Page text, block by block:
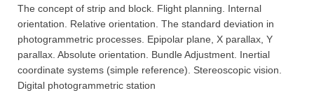
The concept of strip and block. Flight planning. Internal
orientation. Relative orientation. The standard deviation in
photogrammetric processes. Epipolar plane, X parallax, Y
parallax. Absolute orientation. Bundle Adjustment. Inertial
coordinate systems (simple reference). Stereoscopic vision.
Digital photogrammetric station